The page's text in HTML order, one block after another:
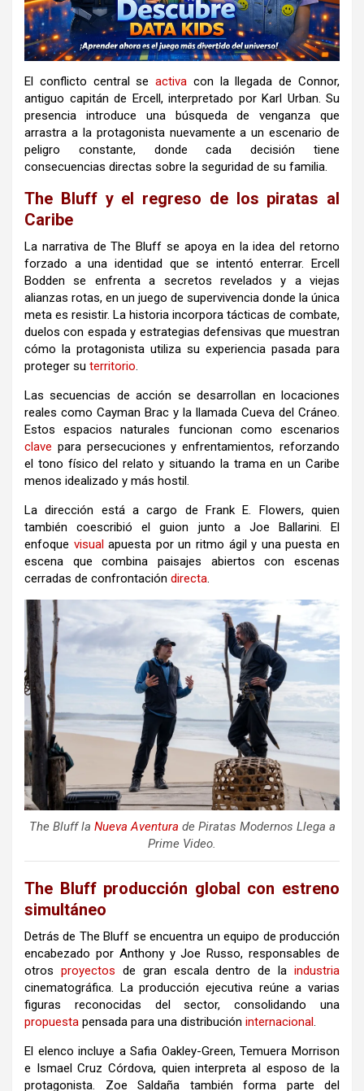
El conflicto central seactiva con la llegada de Connor,
antiguo capitán de Ercell, interpretado por Karl Urban. Su
presencia introduce una búsqueda de venganza que
arrastra a la protagonista nuevamente a un escenario de
peligro constante, donde cada decisión tiene
consecuencias directas sobre la seguridad de su familia.
The Bluff y el regreso de los piratas al
Caribe
La narrativa de The Bluff se apoya en la idea del retorno
forzado a una identidad que se intentó enterrar. Ercell
Bodden se enfrenta a secretos revelados y a viejas
alianzas rotas, en un juego de supervivencia donde la única
meta es resistir. La historia incorpora tácticas de combate,
duelos con espada y estrategias defensivas que muestran
cómo la protagonista utiliza su experiencia pasada para
proteger su territorio.
Las secuencias de acción se desarrollan en locaciones
reales como Cayman Brac y la llamada Cueva del Cráneo.
Estos espacios naturales funcionan como escenarios
clave para persecuciones y enfrentamientos, reforzando
el tono físico del relato y situando la trama en un Caribe
menos idealizado y más hostil.
La dirección está a cargo de Frank E. Flowers, quien
también coescribió el guion junto a Joe Ballarini. El
enfoque visual apuesta por un ritmo ágil y una puesta en
escena que combina paisajes abiertos con escenas
cerradas de confrontación directa.
The Bluff la Nueva Aventura de Piratas Modernos Llega a
Prime Video.
The Bluff producción global con estreno
simultáneo
Detrás de The Bluff se encuentra un equipo de producción
encabezado por Anthony y Joe Russo, responsables de
otros proyectos de gran escala dentro de la industria
cinematográfica. La producción ejecutiva reúne a varias
figuras reconocidas del sector, consolidando una
propuesta pensada para una distribución internacional.
El elenco incluye a Safia Oakley-Green, Temuera Morrison
e Ismael Cruz Córdova, quien interpreta al esposo de la
protagonista. Zoe Saldaña también forma parte del